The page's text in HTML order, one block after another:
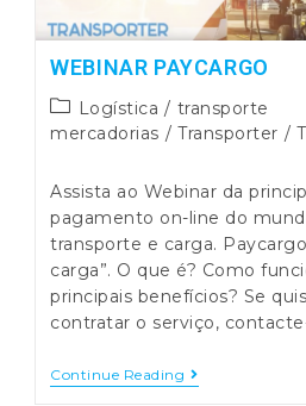
WEBINAR PAYCARGO
Post
category:
Logística / transporte
mercadorias / Transporter /
Assista ao Webinar da
pagamento on-line do
transporte e carga.
carga”. O que é? Como
principais benefícios? Se
contratar o serviço,
Continue Reading WEBINAR
PAYCARGO